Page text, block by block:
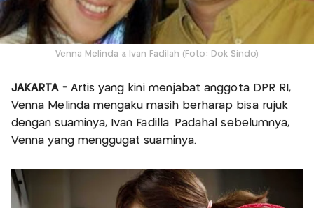
Venna Melinda & Ivan Fadilah (Foto: Dok Sindo)
JAKARTA - Artis yang kini menjabat anggota DPR RI,
Venna Melinda mengaku masih berharap bisa rujuk
dengan suaminya, Ivan Fadilla. Padahal sebelumnya,
Venna yang menggugat suaminya.